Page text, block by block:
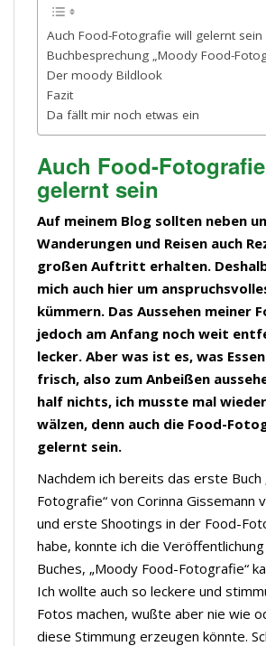
Auch Food-Fotografie will gelernt sein
Buchbesprechung „Moody Food-
Der moody Bildlook
Fazit
Da fällt mir noch etwas ein
Auch Food-
gelernt sein
Auf meinem Blog sollten neben
Wanderungen und Reisen auch
großen Auftritt erhalten.
mich auch hier um
kümmern. Das Aussehen meiner
jedoch am Anfang noch weit
lecker. Aber was ist es, was
frisch, also zum Anbeißen
half nichts, ich musste mal
wälzen, denn auch die Food-
gelernt sein.
Nachdem ich bereits das erste Buch
Fotografie“ von Corinna Gissemann
und erste Shootings in der Food-
habe, konnte ich die
Buches, „Moody Food-Fotografie“
Ich wollte auch so leckere und
Fotos machen, wußte aber nie wie
diese Stimmung erzeugen könnte.